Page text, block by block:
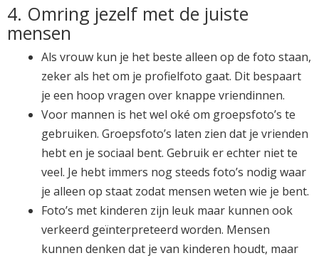
4. Omring jezelf met de juiste
mensen
Als vrouw kun je het beste alleen op de foto staan,
zeker als het om je profielfoto gaat. Dit bespaart
je een hoop vragen over knappe vriendinnen.
Voor mannen is het wel oké om groepsfoto’s te
gebruiken. Groepsfoto’s laten zien dat je vrienden
hebt en je sociaal bent. Gebruik er echter niet te
veel. Je hebt immers nog steeds foto’s nodig waar
je alleen op staat zodat mensen weten wie je bent.
Foto’s met kinderen zijn leuk maar kunnen ook
verkeerd geïnterpreteerd worden. Mensen
kunnen denken dat je van kinderen houdt, maar